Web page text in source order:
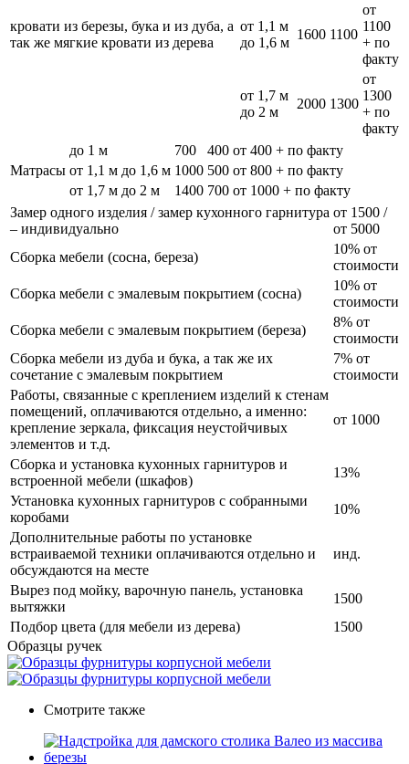
кровати из березы, бука и из дуба, а
так же мягкие кровати из дерева
от 1,1 м
до 1,6 м
1600 1100
от
1100
+ по
факту
от 1,7 м
до 2 м
2000 1300
от
1300
+ по
факту
Матрасы
до 1 м 700 400 от 400 + по факту
от 1,1 м до 1,6 м 1000 500 от 800 + по факту
от 1,7 м до 2 м
1400 700 от 1000 + по факту
Замер одного изделия / замер кухонного гарнитура
– индивидуально
от 1500 /
от 5000
Сборка мебели (сосна, береза)
10% от
стоимости
Сборка мебели с эмалевым покрытием (сосна)
10% от
стоимости
Сборка мебели с эмалевым покрытием (береза)
8% от
стоимости
Сборка мебели из дуба и бука, а так же их
сочетание с эмалевым покрытием
7% от
стоимости
Работы, связанные с креплением изделий к стенам
помещений, оплачиваются отдельно, а именно:
крепление зеркала, фиксация неустойчивых
элементов и т.д.
от 1000
Сборка и установка кухонных гарнитуров и
встроенной мебели (шкафов)
13%
Установка кухонных гарнитуров с собранными
коробами
10%
Дополнительные работы по установке
встраиваемой техники оплачиваются отдельно и
обсуждаются на месте
инд.
Вырез под мойку, варочную панель, установка
вытяжки
1500
Подбор цвета (для мебели из дерева)
1500
Образцы ручек
Смотрите также